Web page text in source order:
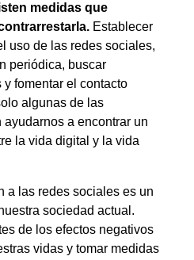
medidas que
Establecer
uso de las redes sociales,
periódica, buscar
fomentar el contacto
algunas de las
a encontrar un
la vida digital y la vida
a las redes sociales es un
sociedad actual.
de los efectos negativos
vidas y tomar medidas